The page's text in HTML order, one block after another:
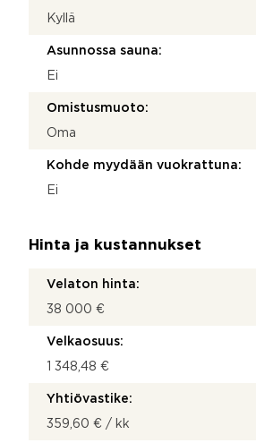
Kyllä
Asunnossa sauna:
Ei
Omistusmuoto:
Oma
Kohde myydään vuokrattuna:
Ei
Hinta ja kustannukset
Velaton hinta:
38 000 €
Velkaosuus:
1 348,48 €
Yhtiövastike:
359,60 € / kk